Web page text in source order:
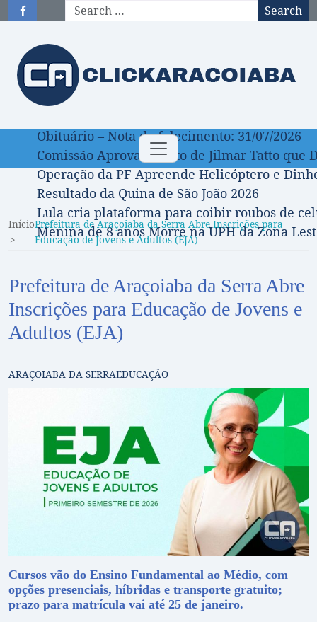
Search
Toggle
navigation
Obituário – Nota de falecimento: 31/07/2026
Comissão Aprova Projeto de Jilmar Tatto
Operação da PF Apreende Helicóptero e
Resultado da Quina de São João 2026
Lula cria plataforma para coibir roubos de
Menina de 8 anos Morre na UPH da Zona
InícioPrefeitura de Araçoiaba da Serra Abre Inscrições para
Educação de Jovens e Adultos (EJA)
Prefeitura de Araçoiaba da Serra Abre
Inscrições para Educação de Jovens e
Adultos (EJA)
ARAÇOIABA DA SERRAEDUCAÇÃO
Cursos vão do Ensino Fundamental ao Médio, com
opções presenciais, híbridas e transporte gratuito;
prazo para matrícula vai até 25 de janeiro.